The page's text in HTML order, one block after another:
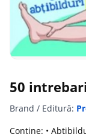
50
Brand / Editură:
Contine: •